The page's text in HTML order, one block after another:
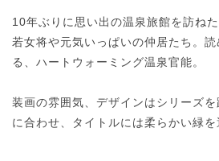
10年ぶりに思い出の温泉旅館を訪ね
若女将や元気いっぱいの仲居たち。読
る、ハートウォーミング温泉官能。
装画の雰囲気、デザインはシリーズ
に合わせ、タイトルには柔らかい緑を